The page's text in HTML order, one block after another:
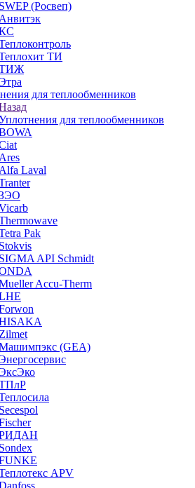
SWEP (Росвеп)
Анвитэк
ТИ
для теплообменников
для теплообменников
Ares
Alfa Laval
Pak
Stokvis
SIGMA API Schmidt
Accu-Therm
Zilmet
(GEA)
Secespol
Sondex
APV